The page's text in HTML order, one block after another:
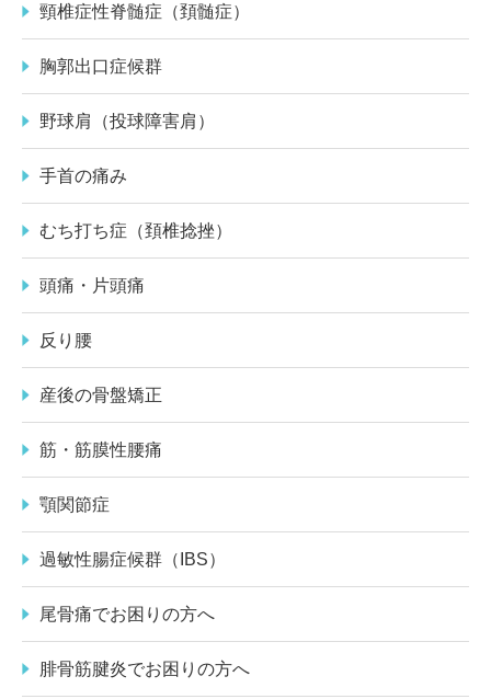
頸椎症性脊髄症（頚髄症）
胸郭出口症候群
野球肩（投球障害肩）
手首の痛み
むち打ち症（頚椎捻挫）
頭痛・片頭痛
反り腰
産後の骨盤矯正
筋・筋膜性腰痛
顎関節症
過敏性腸症候群（IBS）
尾骨痛でお困りの方へ
腓骨筋腱炎でお困りの方へ